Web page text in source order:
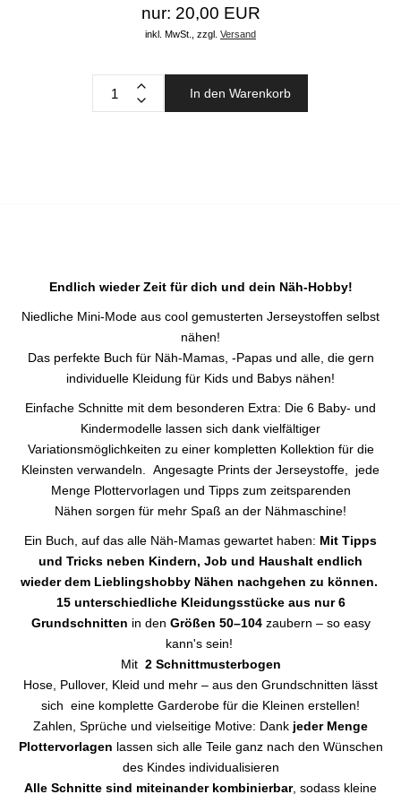
nur: 20,00 EUR
inkl. MwSt., zzgl. Versand
In den Warenkorb
Endlich wieder Zeit für dich und dein Näh-Hobby!
Niedliche Mini-Mode aus cool gemusterten Jerseystoffen selbst
nähen!
Das perfekte Buch für Näh-Mamas, -Papas und alle, die gern
individuelle Kleidung für Kids und Babys nähen!
Einfache Schnitte mit dem besonderen Extra: Die 6 Baby- und
Kindermodelle lassen sich dank vielfältiger
Variationsmöglichkeiten zu einer kompletten Kollektion für die
Kleinsten verwandeln. Angesagte Prints der Jerseystoffe, jede
Menge Plottervorlagen und Tipps zum zeitsparenden
Nähen sorgen für mehr Spaß an der Nähmaschine!
Ein Buch, auf das alle Näh-Mamas gewartet haben: Mit Tipps
und Tricks neben Kindern, Job und Haushalt endlich
wieder dem Lieblingshobby Nähen nachgehen zu können.
15 unterschiedliche Kleidungsstücke aus nur 6
Grundschnitten in den Größen 50–104zaubern – so easy
kann's sein!
Mit 2 Schnittmusterbogen
Hose, Pullover, Kleid und mehr – aus den Grundschnitten lässt
sich eine komplette Garderobe für die Kleinen erstellen!
Zahlen, Sprüche und vielseitige Motive: Dank jeder Menge
Plottervorlagen lassen sich alle Teile ganz nach den Wünschen
des Kindes individualisieren
Alle Schnitte sind miteinander kombinierbar, sodass kleine